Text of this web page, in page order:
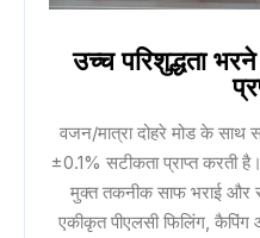
उच्च परिशुद्धता
वजन/मात्रा दोहरे मोड के साथ
±0.1% सटीकता प्राप्त करती
मुक्त तकनीक साफ भराई और
एकीकृत पीएलसी फिलिंग,